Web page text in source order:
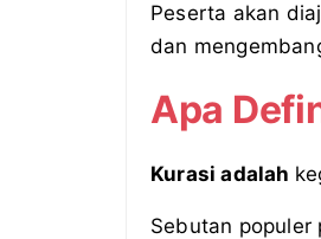
Peserta akan
dan
Apa
Kurasi adalah
Sebutan populer